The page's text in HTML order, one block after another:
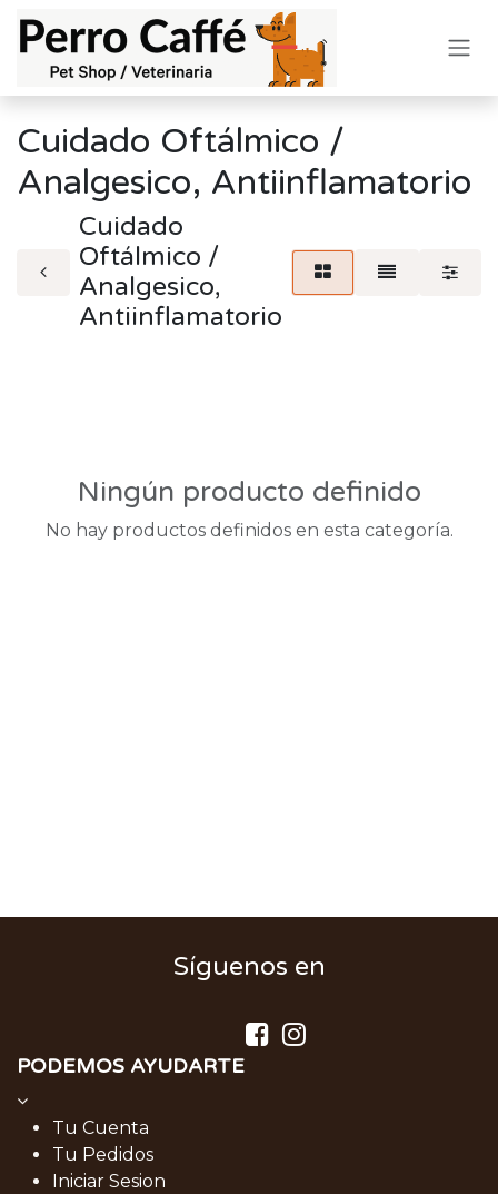
Cuidado Oftálmico /
Analgesico, Antiinflamatorio
Cuidado
Oftálmico /
Analgesico,
Antiinflamatorio
Ningún producto definido
No hay productos definidos en esta categoría.
Síguenos en
PODEMOS AYUDARTE
Tu Cuenta
Tu Pedidos
Iniciar Sesion